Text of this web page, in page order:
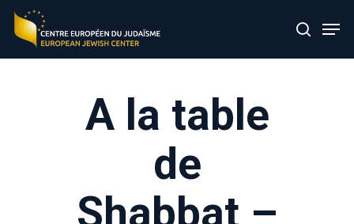
main
search
A la table
de
Shabbat –